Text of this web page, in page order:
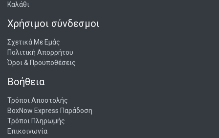
Καλάθι
Χρήσιμοι σύνδεσμοι
Σχετικά Με Εμάς
Πολιτική Απορρήτου
Όροι & Προϋποθέσεις
Βοήθεια
Τρόποι Αποστολής
BoxNow Express Παράδοση
Τρόποι Πληρωμής
Επικοινωνία